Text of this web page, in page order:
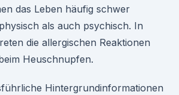
das Leben häufig schwer
als auch psychisch. In
die allergischen Reaktionen
Heuschnupfen.
Hintergrundinformationen